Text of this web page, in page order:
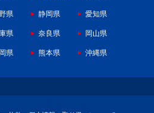
県 静岡県 愛知県
県 奈良県 岡山県
県 熊本県 沖縄県